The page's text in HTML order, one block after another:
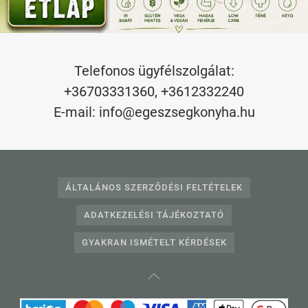
Telefonos ügyfélszolgálat:
+36703331360, +3612332240
E-mail: info@egeszsegkonyha.hu
ÁLTALÁNOS SZERZŐDÉSI FELTÉTELEK
ADATKEZELÉSI TÁJÉKOZTATÓ
GYAKRAN ISMÉTELT KÉRDÉSEK